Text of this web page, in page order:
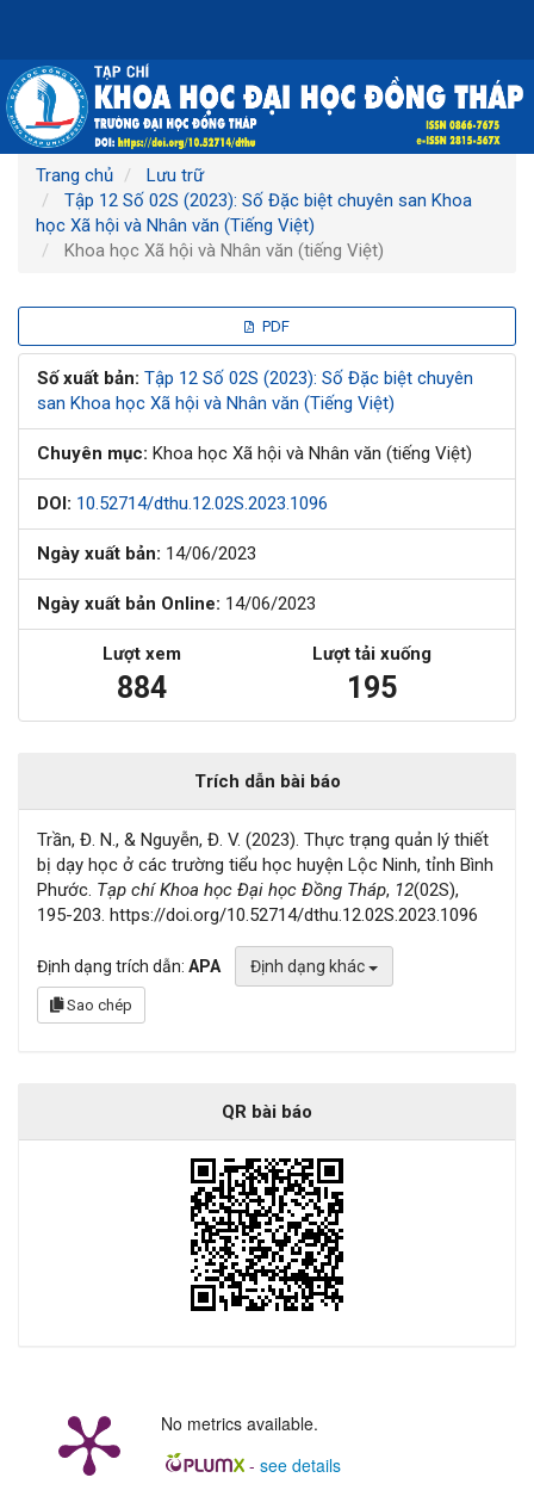
chính
Nội
dung
chính
Thanh
bên
Trang chủ
Lưu trữ
Tập 12 Số 02S (2023): Số Đặc biệt chuyên san Khoa
học Xã hội và Nhân văn (Tiếng Việt)
Khoa học Xã hội và Nhân văn (tiếng Việt)
bên
bài
viết
PDF
Số xuất bản: Tập 12 Số 02S (2023): Số Đặc biệt chuyên
san Khoa học Xã hội và Nhân văn (Tiếng Việt)
Chuyên mục: Khoa học Xã hội và Nhân văn (tiếng Việt)
DOI: 10.52714/dthu.12.02S.2023.1096
Ngày xuất bản: 14/06/2023
Ngày xuất bản Online: 14/06/2023
Lượt xem
884
Lượt tải xuống
195
Trích dẫn bài báo
Trần, Đ. N., & Nguyễn, Đ. V. (2023). Thực trạng quản lý thiết
bị dạy học ở các trường tiểu học huyện Lộc Ninh, tỉnh Bình
Phước. Tạp chí Khoa học Đại học Đồng Tháp, 12(02S),
195-203. https://doi.org/10.52714/dthu.12.02S.2023.1096
Định dạng trích dẫn: APA Định dạng khác
Sao chép
QR bài báo
No metrics available.
- see details